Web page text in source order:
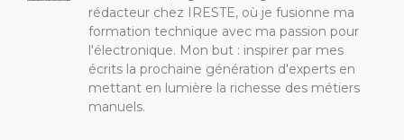
rédacteur chez IRESTE, où je fusionne ma
formation technique avec ma passion pour
l'électronique. Mon but : inspirer par mes
écrits la prochaine génération d'experts en
mettant en lumière la richesse des métiers
manuels.